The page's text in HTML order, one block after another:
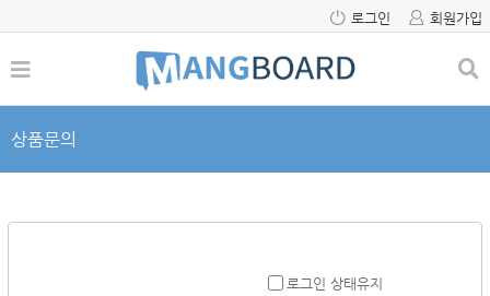
로그인 회원가입
상품문의
로그인 상태유지